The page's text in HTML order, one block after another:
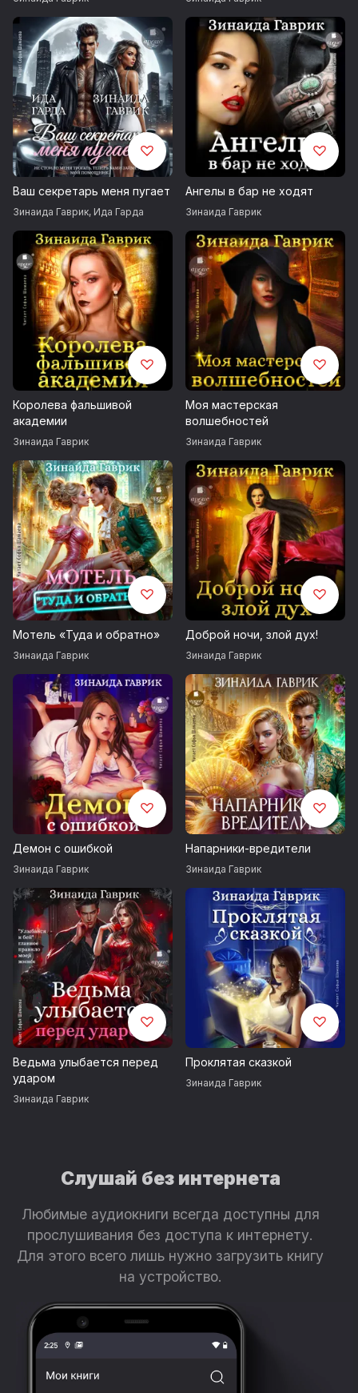
Ваш секретарь меня пугает
Зинаида Гаврик, Ида Гарда
Ангелы в бар не ходят
Зинаида Гаврик
Королева фальшивой
академии
Зинаида Гаврик
Моя мастерская
волшебностей
Зинаида Гаврик
Мотель «Туда и обратно»
Зинаида Гаврик
Доброй ночи, злой дух!
Зинаида Гаврик
Демон с ошибкой
Зинаида Гаврик
Напарники-вредители
Зинаида Гаврик
Ведьма улыбается перед
ударом
Зинаида Гаврик
Проклятая сказкой
Зинаида Гаврик
Слушай без интернета
Любимые аудиокниги всегда доступны для
прослушивания без доступа к интернету.
Для этого всего лишь нужно загрузить книгу
на устройство.